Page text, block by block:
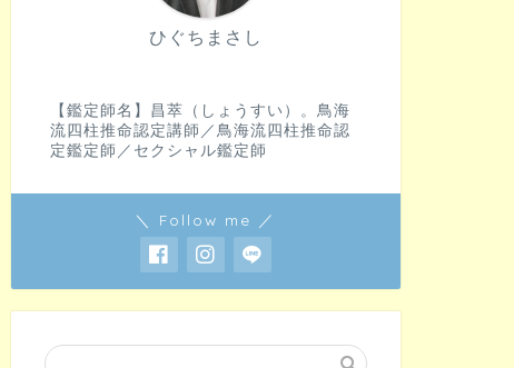
ひぐちまさし
【鑑定師名】昌萃（しょうすい）。鳥海
流四柱推命認定講師／鳥海流四柱推命認
定鑑定師／セクシャル鑑定師
＼ Follow me ／